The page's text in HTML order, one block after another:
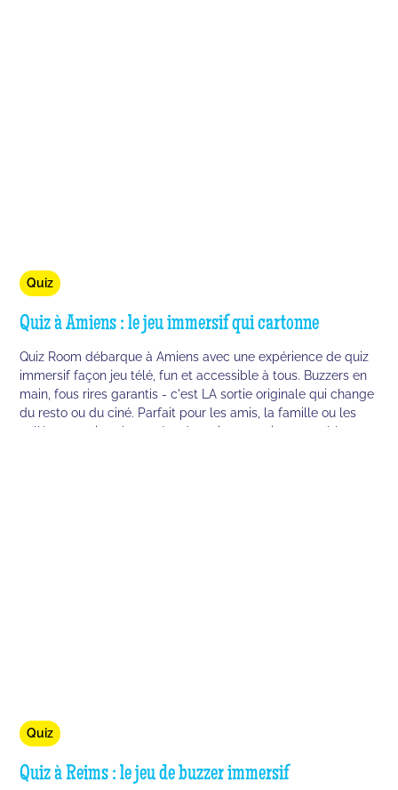
Quiz
Quiz à Amiens : le jeu immersif qui cartonne
Quiz Room débarque à Amiens avec une expérience de quiz
immersif façon jeu télé, fun et accessible à tous. Buzzers en
main, fous rires garantis - c'est LA sortie originale qui change
du resto ou du ciné. Parfait pour les amis, la famille ou les
collègues qui veulent créer de vrais souvenirs ensemble.
Quiz
Quiz à Reims : le jeu de buzzer immersif